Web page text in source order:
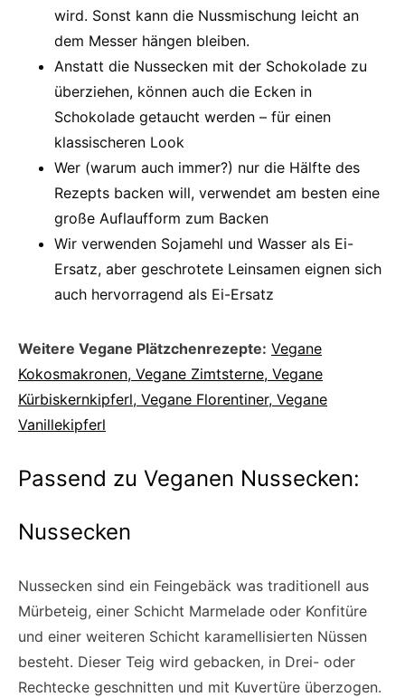
wird. Sonst kann die Nussmischung leicht an
dem Messer hängen bleiben.
Anstatt die Nussecken mit der Schokolade zu
überziehen, können auch die Ecken in
Schokolade getaucht werden – für einen
klassischeren Look
Wer (warum auch immer?) nur die Hälfte des
Rezepts backen will, verwendet am besten eine
große Auflaufform zum Backen
Wir verwenden Sojamehl und Wasser als Ei-
Ersatz, aber geschrotete Leinsamen eignen sich
auch hervorragend als Ei-Ersatz
Weitere Vegane Plätzchenrezepte: Vegane
Kokosmakronen, Vegane Zimtsterne, Vegane
Kürbiskernkipferl, Vegane Florentiner, Vegane
Vanillekipferl
Passend zu Veganen Nussecken:
Nussecken
Nussecken sind ein Feingebäck was traditionell aus
Mürbeteig, einer Schicht Marmelade oder Konfitüre
und einer weiteren Schicht karamellisierten Nüssen
besteht. Dieser Teig wird gebacken, in Drei- oder
Rechtecke geschnitten und mit Kuvertüre überzogen.